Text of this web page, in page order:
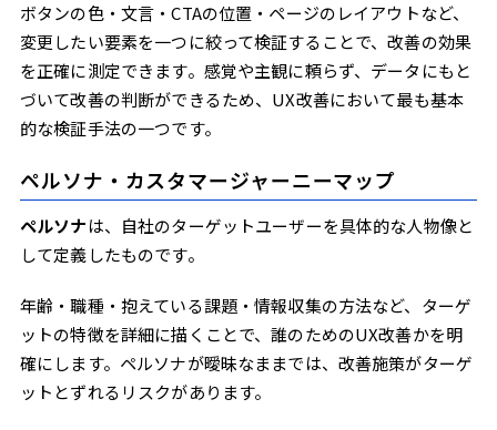
ボタンの色・文言・CTAの位置・ページのレイアウトなど、
変更したい要素を一つに絞って検証することで、改善の効果
を正確に測定できます。感覚や主観に頼らず、データにもと
づいて改善の判断ができるため、UX改善において最も基本
的な検証手法の一つです。
ペルソナ・カスタマージャーニーマップ
ペルソナは、自社のターゲットユーザーを具体的な人物像と
して定義したものです。
年齢・職種・抱えている課題・情報収集の方法など、ターゲ
ットの特徴を詳細に描くことで、誰のためのUX改善かを明
確にします。ペルソナが曖昧なままでは、改善施策がターゲ
ットとずれるリスクがあります。